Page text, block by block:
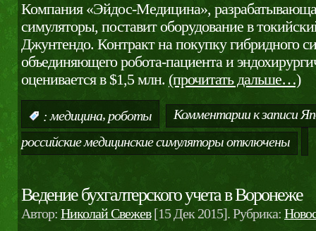
Компания «Эйдос-Медицина»,
симуляторы, поставит оборудование в
Джунтендо. Контракт на покупку гибридного
объединяющего робота-пациента и
оценивается в $1,5 млн. (прочитать дальше…)
: медицина,роботы Комментариик записи
российские медицинские симуляторыотключены
Ведение бухгалтерского учета в Воронеже
Автор: Николай Свежев[15 Дек 2015]. Рубрика: